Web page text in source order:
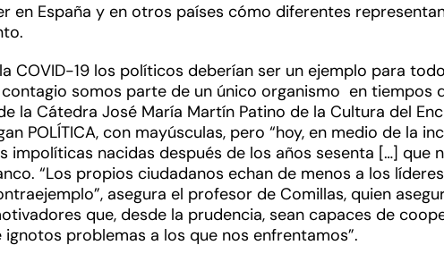
en España y en otros países cómo diferentes
COVID-19 los políticos deberían ser un ejemplo para
somos parte de un único organismo en tiempos
la Cátedra José María Martín Patino de la Cultura del
POLÍTICA, con mayúsculas, pero “hoy, en medio de la
impolíticas nacidas después de los años sesenta […]
“Los propios ciudadanos echan de menos a los
asegura el profesor de Comillas, quien
que, desde la prudencia, sean capaces de
problemas a los que nos enfrentamos”.